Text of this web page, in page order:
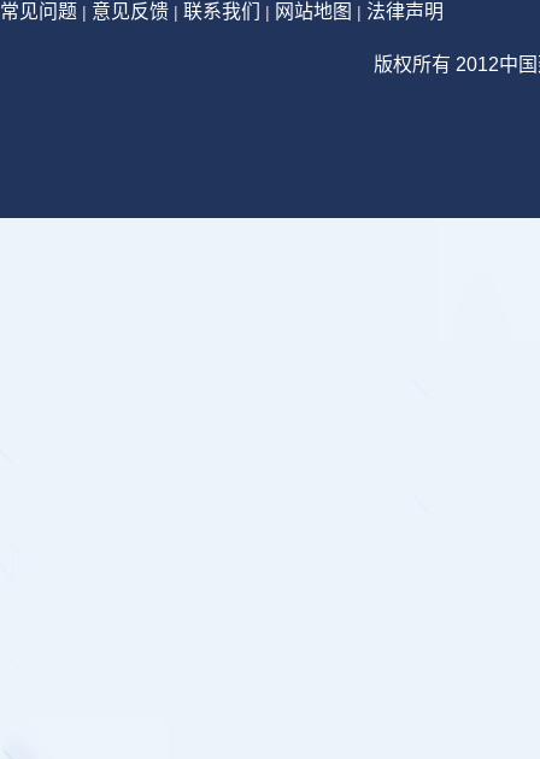
常见问题 | 意见反馈 | 联系我们 | 网站地图 | 法律声明
版权所有 2012中